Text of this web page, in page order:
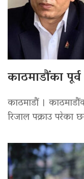
काठमाडौंका
काठमाडौं ।
रिजाल पक्राउ परेका